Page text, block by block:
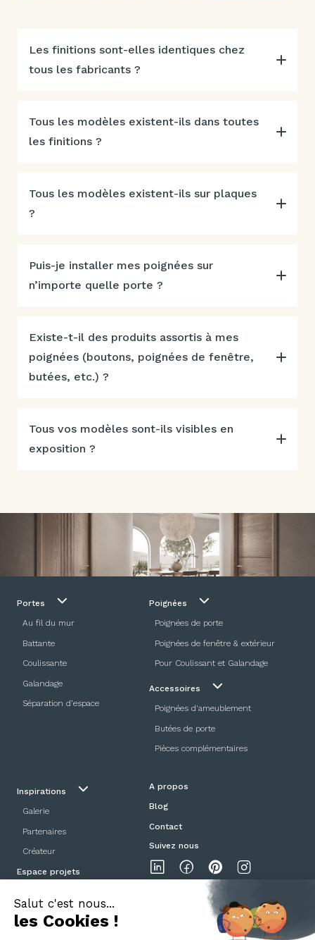
Les finitions sont-elles identiques chez
tous les fabricants ?
Tous les modèles existent-ils dans toutes
les finitions ?
Tous les modèles existent-ils sur plaques
?
Puis-je installer mes poignées sur
n’importe quelle porte ?
Existe-t-il des produits assortis à mes
poignées (boutons, poignées de fenêtre,
butées, etc.) ?
Tous vos modèles sont-ils visibles en
exposition ?
Portes
Au fil du mur
Battante
Coulissante
Galandage
Séparation d’espace
Poignées
Poignées de porte
Poignées de fenêtre & extérieur
Pour Coulissant et Galandage
Accessoires
Poignées d'ameublement
Butées de porte
Pièces complémentaires
Inspirations
Galerie
Partenaires
Créateur
Espace projets
A propos
Blog
Contact
Suivez nous